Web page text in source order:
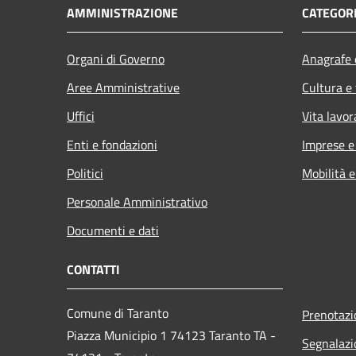
AMMINISTRAZIONE
Organi di Governo
Aree Amministrative
Uffici
Enti e fondazioni
Politici
Personale Amministrativo
Documenti e dati
Cultura
Vita
Imprese
Mobilità
CONTATTI
Comune di Taranto
Piazza Municipio 1 74123 Taranto TA -